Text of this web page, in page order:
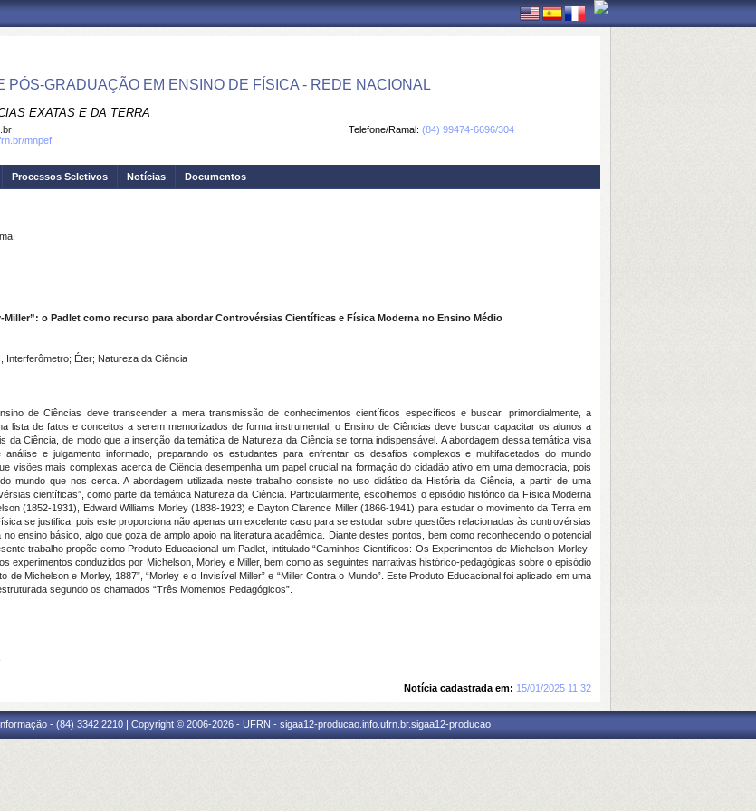
PÓS-GRADUAÇÃO EM ENSINO DE FÍSICA - REDE NACIONAL
EXATAS E DA TERRA
Telefone/Ramal: (84) 99474-6696/304
mnpef
Processos Seletivos Notícias Documentos
o Padlet como recurso para abordar Controvérsias Científicas e Física Moderna no Ensino Médio
Interferômetro; Éter; Natureza da Ciência
de Ciências deve transcender a mera transmissão de conhecimentos científicos específicos e buscar, primordialmente, a
lista de fatos e conceitos a serem memorizados de forma instrumental, o Ensino de Ciências deve buscar capacitar os alunos a
Ciência, de modo que a inserção da temática de Natureza da Ciência se torna indispensável. A abordagem dessa temática visa
e julgamento informado, preparando os estudantes para enfrentar os desafios complexos e multifacetados do mundo
visões mais complexas acerca de Ciência desempenha um papel crucial na formação do cidadão ativo em uma democracia, pois
mundo que nos cerca. A abordagem utilizada neste trabalho consiste no uso didático da História da Ciência, a partir de uma
científicas”, como parte da temática Natureza da Ciência. Particularmente, escolhemos o episódio histórico da Física Moderna
(1852-1931), Edward Williams Morley (1838-1923) e Dayton Clarence Miller (1866-1941) para estudar o movimento da Terra em
se justifica, pois este proporciona não apenas um excelente caso para se estudar sobre questões relacionadas às controvérsias
ensino básico, algo que goza de amplo apoio na literatura acadêmica. Diante destes pontos, bem como reconhecendo o potencial
trabalho propõe como Produto Educacional um Padlet, intitulado “Caminhos Científicos: Os Experimentos de Michelson-Morley-
experimentos conduzidos por Michelson, Morley e Miller, bem como as seguintes narrativas histórico-pedagógicas sobre o episódio
de Michelson e Morley, 1887”, “Morley e o Invisível Miller” e “Miller Contra o Mundo”. Este Produto Educacional foi aplicado em uma
segundo os chamados “Três Momentos Pedagógicos”.
Notícia cadastrada em: 15/01/2025 11:32
- (84) 3342 2210 | Copyright © 2006-2026 - UFRN - sigaa12-producao.info.ufrn.br.sigaa12-producao